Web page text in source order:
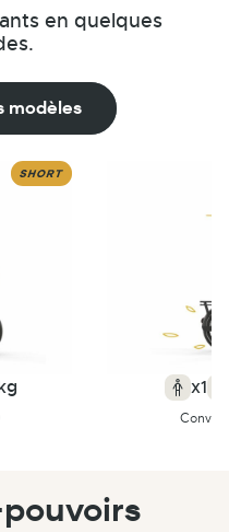
en quelques
modèles
x1